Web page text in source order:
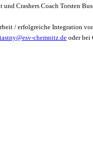
Crashers Coach Torsten
/ erfolgreiche Integration
chemnitz.de oder bei